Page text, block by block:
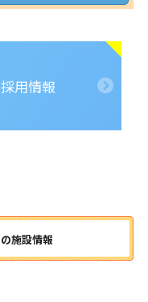
採用情報
の施設情報